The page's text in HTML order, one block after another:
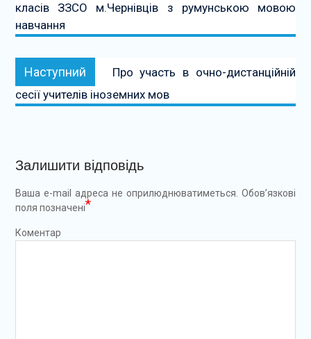
класів ЗЗСО м.Чернівців з румунською мовою
навчання
Наступний Наступний:
Про участь в очно-дистанційній
сесії учителів іноземних мов
Залишити відповідь
Ваша e-mail адреса не оприлюднюватиметься. Обов’язкові
поля позначені*
Коментар